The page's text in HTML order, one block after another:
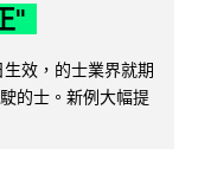
"
效，的士業界就期
的士。新例大幅提